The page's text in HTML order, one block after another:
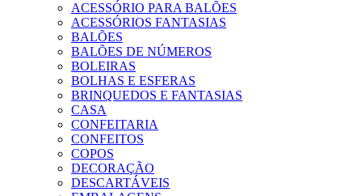
ACESSÓRIO PARA BALÕES
ACESSÓRIOS FANTASIAS
BALÕES
BALÕES DE NÚMEROS
BOLEIRAS
BOLHAS E ESFERAS
BRINQUEDOS E FANTASIAS
CASA
CONFEITARIA
CONFEITOS
COPOS
DECORAÇÃO
DESCARTÁVEIS